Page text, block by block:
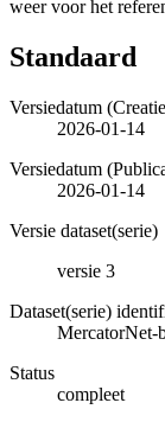
weer voor het
Standaard
Versiedatum
2026-01-14
Versiedatum
2026-01-14
Versie dataset(serie)
versie 3
Dataset(serie)
MercatorNet-
Status
compleet